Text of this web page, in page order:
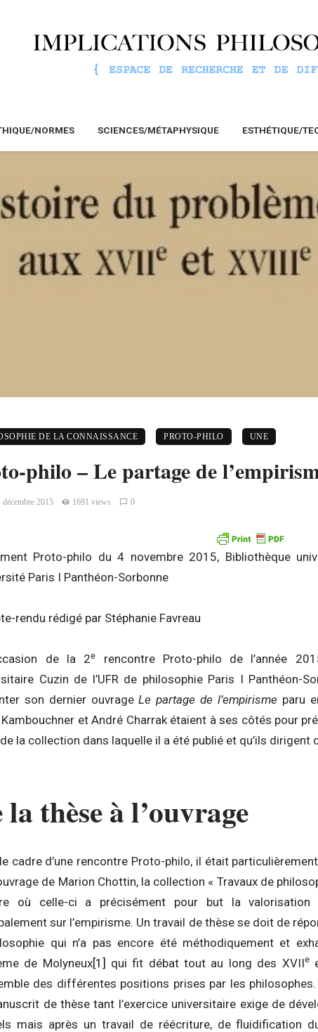
NORMES SCIENCES/MÉTAPHYSIQUE ESTHÉTIQUE/
DE LA CONNAISSANCE PROTO-PHILO UNE
philo – Le partage de
décembre 2015 1691 views 0
Proto-philo du 4 novembre 2015, Bibliothèque
Paris I Panthéon-Sorbonne
rendu rédigé par Stéphanie Favreau
de la 2e
rencontre Proto-philo de l’année
Cuzin de l’UFR de philosophie Paris I Panthéon-
son dernier ouvrageLe partage de l’empirisme paru
Kambouchner et André Charrak étaient à ses côtés pour
la collection dans laquelle il a été publié et qu’ils dirigent
la thèse à l’ouvrage
cadre d’une rencontre Proto-philo, il était
de Marion Chottin, la collection « Travaux de
où celle-ci a précisément pour but la
sur l’empirisme. Un travail de thèse se doit de
qui n’a pas encore été méthodiquement et
de Molyneux[1] qui fit débat tout au long des XVIIe
des différentes positions prises par les
de thèse tant l’exercice universitaire exige de
mais après un travail de réécriture, de fluidification